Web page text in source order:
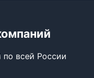
по всей России